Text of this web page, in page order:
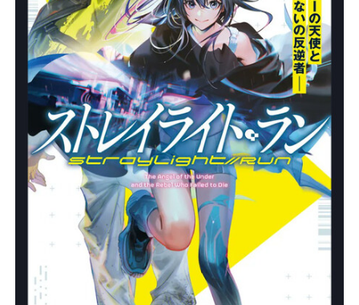
Petrona Zeballo tiene 40 años, es ama de casa y espera
desde las 4.30. Nunca antes había venido un 7 de agosto.
Esta vez tuvo un motivo concreto:su marido está
desempleado y en su casa hay cuatro hijos. “Tengo
cuatro hijos y mi marido está sin trabajo. Es la
primera vez que vengo.Quiero que San Cayetano me
escuche, que escuche a los que tenemos hambre”,
cuenta a LA NACION.
ADVERTISEMENT